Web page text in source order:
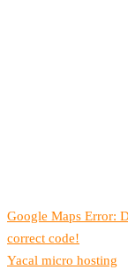
Google Maps Error:
correct code!
Yacal micro hosting